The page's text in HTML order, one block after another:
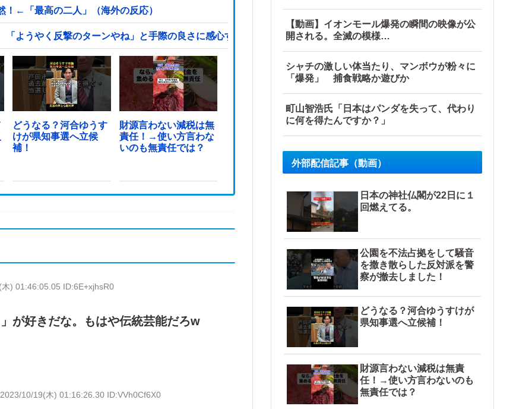
！←「最高の二人」（海外の反応）
ようやく反撃のターンやね」と手際の良さに感心する人が続出中他
どうなる？河合ゆうす
けが県知事選へ立候
補！
財源言わない減税は無
責任！→使い方言わな
いのも無責任では？
) 01:46:05.05 ID:6E+xjhsR0
が好きだな。もはや伝統芸能だろw
2023/10/19(木) 01:16:26.30 ID:VVh0Cf6X0
【動画】イオンモール爆発の瞬間の映像が公
開される。全滅の模様…
シャチの激しい体当たり、マンボウが粉々に
「爆発」 捕食戦略か遊びか
町山智浩氏「日本はパンダを失って、代わり
に何を得たんですか？」
外部配信記事（動画）
日本の神社仏閣が22日に１
回燃えてる。
公園を不法占拠をして騒音
を撒き散らした反対派を警
察が撤去しました！
どうなる？河合ゆうすけが
県知事選へ立候補！
財源言わない減税は無責
任！→使い方言わないのも
無責任では？